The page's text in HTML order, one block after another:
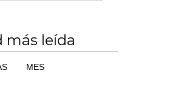
más leída
MES